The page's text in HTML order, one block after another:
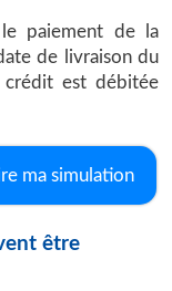
paiement de la
de livraison du
crédit est débitée
ma simulation
être